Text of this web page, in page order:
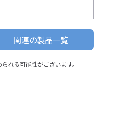
関連の製品一覧
れる可能性がございます。